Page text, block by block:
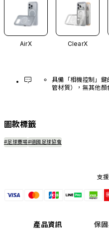
AirX ClearX
具備「相機控制」
管材質），無其他顏
圖款標籤
#足球賽場#德國足球協會
支
產品資訊 保